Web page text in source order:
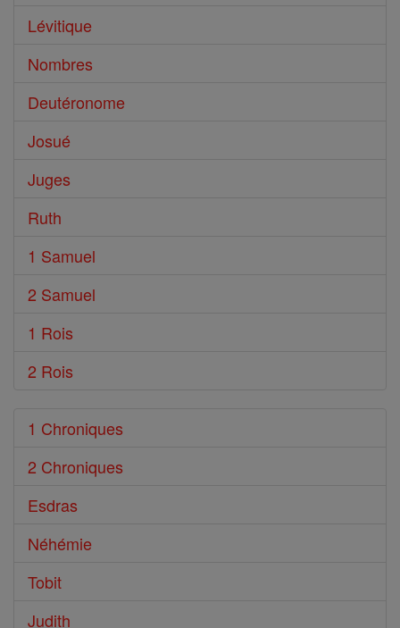
Lévitique
Nombres
Deutéronome
Josué
Juges
Ruth
1 Samuel
2 Samuel
1 Rois
2 Rois
1 Chroniques
2 Chroniques
Esdras
Néhémie
Tobit
Judith